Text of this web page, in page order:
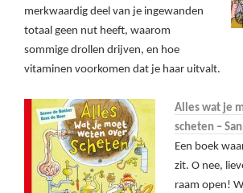
merkwaardig deel van je ingewanden
totaal geen nut heeft, waarom
sommige drollen drijven, en hoe
vitaminen voorkomen dat je haar uitvalt.
Alles wat je
scheten –
Een boek
zit. O nee,
raam open!